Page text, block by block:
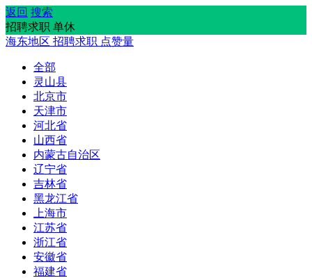
返回 搜索
招聘求职 单休
海东地区 招聘求职 点赞量
全部
灵山县
北京市
天津市
河北省
山西省
内蒙古自治区
辽宁省
吉林省
黑龙江省
上海市
江苏省
浙江省
安徽省
福建省